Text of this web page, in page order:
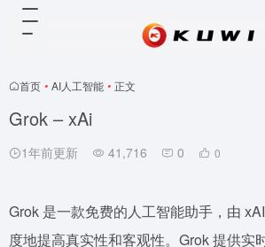
首页 • AI人工智能 • 正文
Grok – xAi
1年前更新 41,716 0 0
Grok 是一款免费的人工智能助手，由
度地提高真实性和客观性。Grok 提供实